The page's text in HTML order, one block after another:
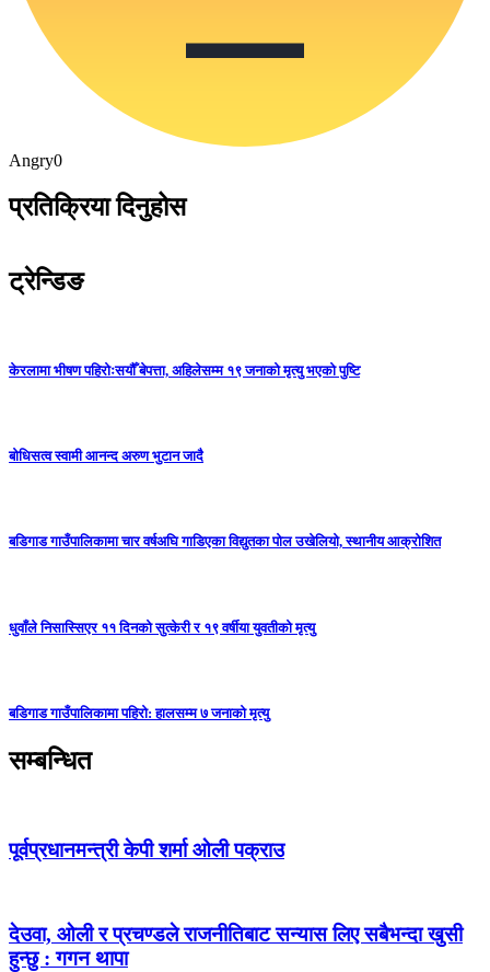
Angry0
प्रतिक्रिया दिनुहोस
ट्रेन्डिङ
केरलामा भीषण पहिरोःसयौँ बेपत्ता, अहिलेसम्म १९ जनाको मृत्यु भएको पुष्टि
बोधिसत्व स्वामी आनन्द अरुण भुटान जादै
बडिगाड गाउँपालिकामा चार वर्षअघि गाडिएका विद्युतका पोल उखेलियो, स्थानीय आक्रोशित
धुवाँले निसास्सिएर ११ दिनको सुत्केरी र १९ वर्षीया युवतीको मृत्यु
बडिगाड गाउँपालिकामा पहिरो: हालसम्म ७ जनाको मृत्यु
सम्बन्धित
पूर्वप्रधानमन्त्री केपी शर्मा ओली पक्राउ
देउवा, ओली र प्रचण्डले राजनीतिबाट सन्यास लिए सबैभन्दा खुसी
हुन्छु : गगन थापा